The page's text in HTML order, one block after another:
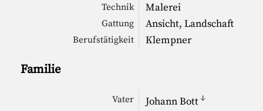
Technik Malerei
Gattung Ansicht, Landschaft
Berufstätigkeit Klempner
Familie
Vater Johann Bott↓